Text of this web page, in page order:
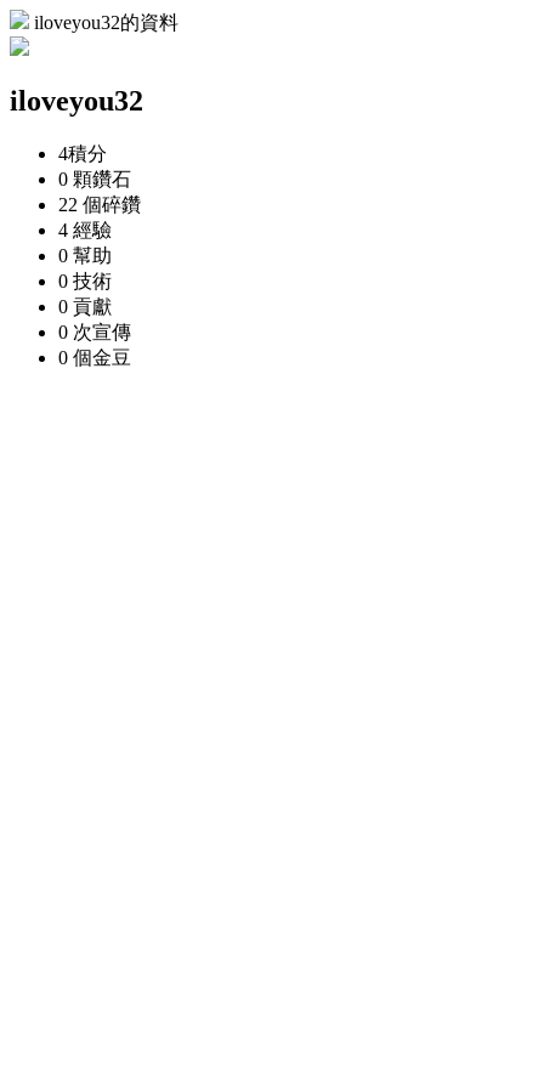
iloveyou32的資料
iloveyou32
4積分
0 顆鑽石
22 個碎鑽
4 經驗
0 幫助
0 技術
0 貢獻
0 次宣傳
0 個金豆